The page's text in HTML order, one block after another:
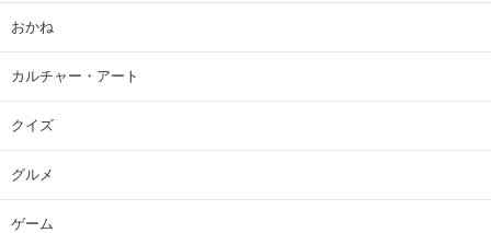
おかね
カルチャー・アート
クイズ
グルメ
ゲーム